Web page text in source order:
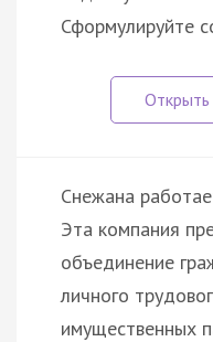
Сформулируйте
Снежана
Эта компания
объединение
личного
имущественных